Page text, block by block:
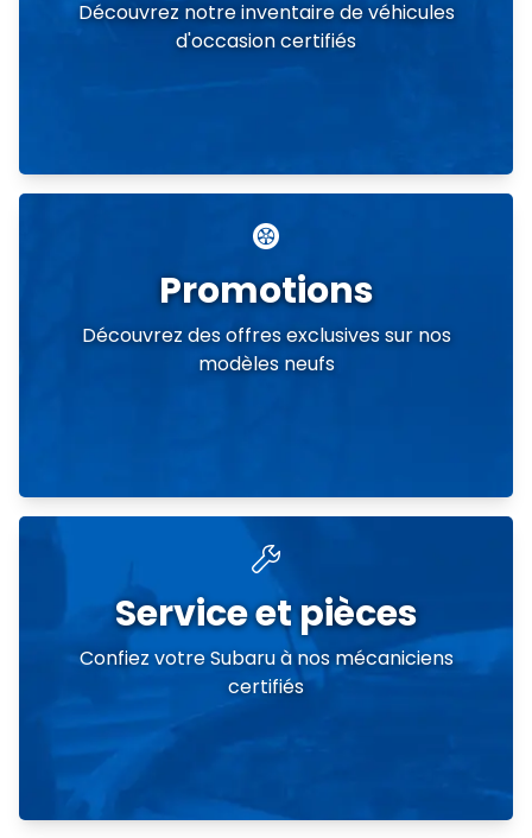
Découvrez notre inventaire de véhicules
d'occasion certifiés
Promotions
Découvrez des offres exclusives sur nos
modèles neufs
Service et pièces
Confiez votre Subaru à nos mécaniciens
certifiés